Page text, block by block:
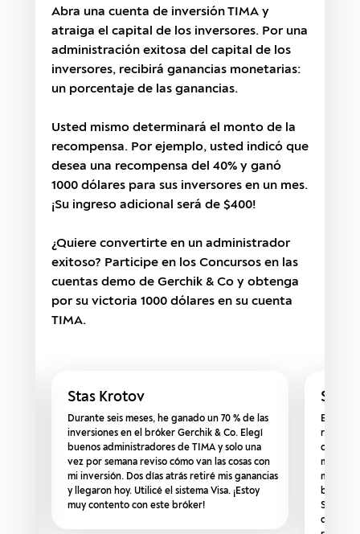
Abra una cuenta de inversión TIMA y
atraiga el capital de los inversores. Por una
administración exitosa del capital de los
inversores, recibirá ganancias monetarias:
un porcentaje de las ganancias.
Usted mismo determinará el monto de la
recompensa. Por ejemplo, usted indicó que
desea una recompensa del 40% y ganó
1000 dólares para sus inversores en un mes.
¡Su ingreso adicional será de $400!
¿Quiere convertirte en un administrador
exitoso? Participe en los Concursos en las
cuentas demo de Gerchik & Co y obtenga
por su victoria 1000 dólares en su cuenta
TIMA.
Stas Krotov
Durante seis meses, he ganado un 70 % de las
inversiones en el bróker Gerchik & Co. Elegí
buenos administradores de TIMA y solo una
vez por semana reviso cómo van las cosas con
mi inversión. Dos días atrás retiré mis ganancias
y llegaron hoy. Utilicé el sistema Visa. ¡Estoy
muy contento con este bróker!
El
riesgos.
cuentas
mínimo,
bróker,
que el